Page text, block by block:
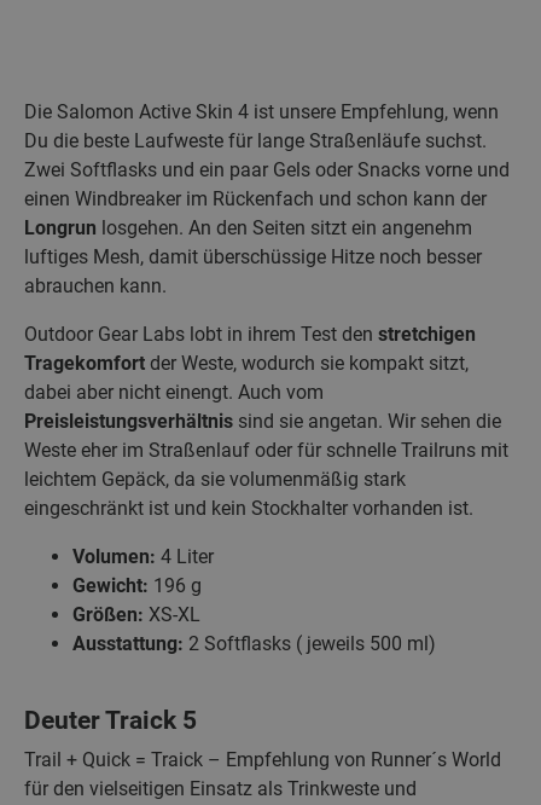
Die Salomon Active Skin 4 ist unsere Empfehlung, wenn
Du die beste Laufweste für lange Straßenläufe suchst.
Zwei Softflasks und ein paar Gels oder Snacks vorne und
einen Windbreaker im Rückenfach und schon kann der
Longrun losgehen. An den Seiten sitzt ein angenehm
luftiges Mesh, damit überschüssige Hitze noch besser
abrauchen kann.
Outdoor Gear Labs lobt in ihrem Test den stretchigen
Tragekomfort der Weste, wodurch sie kompakt sitzt,
dabei aber nicht einengt. Auch vom
Preisleistungsverhältnis sind sie angetan. Wir sehen die
Weste eher im Straßenlauf oder für schnelle Trailruns mit
leichtem Gepäck, da sie volumenmäßig stark
eingeschränkt ist und kein Stockhalter vorhanden ist.
Volumen: 4 Liter
Gewicht: 196 g
Größen: XS-XL
Ausstattung: 2 Softflasks ( jeweils 500 ml)
Deuter Traick 5
Trail + Quick = Traick – Empfehlung von Runner´s World
für den vielseitigen Einsatz als Trinkweste und